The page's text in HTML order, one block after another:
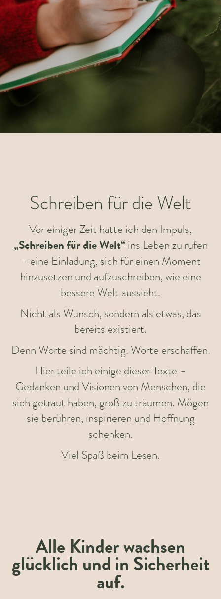
Schreiben für die Welt
Vor einiger Zeit hatte ich den Impuls,
„Schreiben für die Welt“ins Leben zu rufen
– eine Einladung, sich für einen Moment
hinzusetzen und aufzuschreiben, wie eine
bessere Welt aussieht.
Nicht als Wunsch, sondern als etwas, das
bereits existiert.
Denn Worte sind mächtig. Worte erschaffen.
Hier teile ich einige dieser Texte –
Gedanken und Visionen von Menschen, die
sich getraut haben, groß zu träumen. Mögen
sie berühren, inspirieren und Hoffnung
schenken.
Viel Spaß beim Lesen.
Alle Kinder wachsen
glücklich und in Sicherheit
auf.